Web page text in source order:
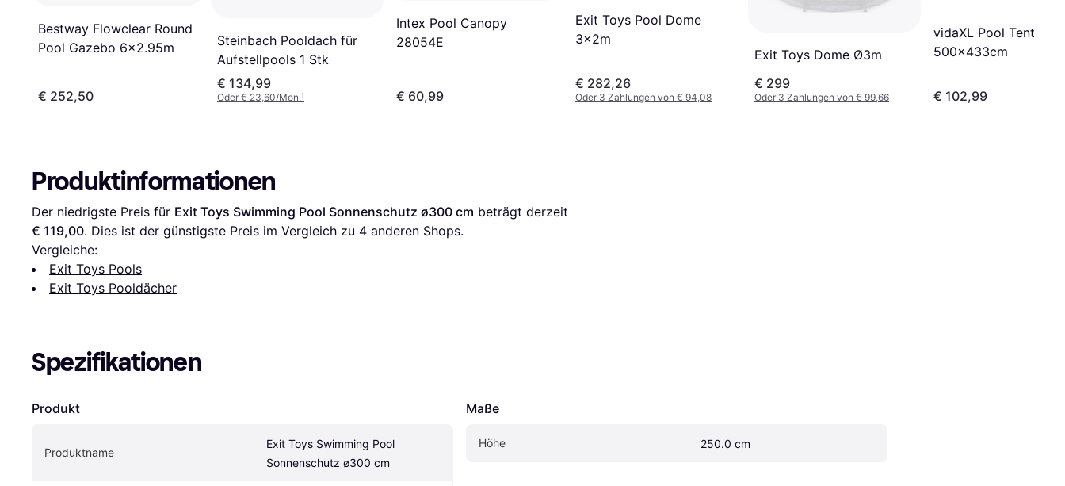
Bestway Flowclear Round
Pool Gazebo 6x2.95m
€ 252,50
Steinbach Pooldach für
Aufstellpools 1 Stk
€ 134,99
Oder € 23,60/Mon.¹
Intex Pool Canopy
28054E
€ 60,99
Exit Toys Pool Dome
3x2m
€ 282,26
Oder 3 Zahlungen von € 94,08
Exit Toys Dome Ø3m
€ 299
Oder 3 Zahlungen von € 99,66
vidaXL Pool Tent
500x433cm
€ 102,99
Produktinformationen
Der niedrigste Preis für Exit Toys Swimming Pool Sonnenschutz ø300 cm
€ 119,00. Dies ist der günstigste Preis im Vergleich zu 4 anderen Shops.
Vergleiche:
Exit Toys Pools
Exit Toys Pooldächer
Spezifikationen
Produkt
Produktname
Exit Toys Swimming Pool
Sonnenschutz ø300 cm
Maße
Höhe 250.0 cm